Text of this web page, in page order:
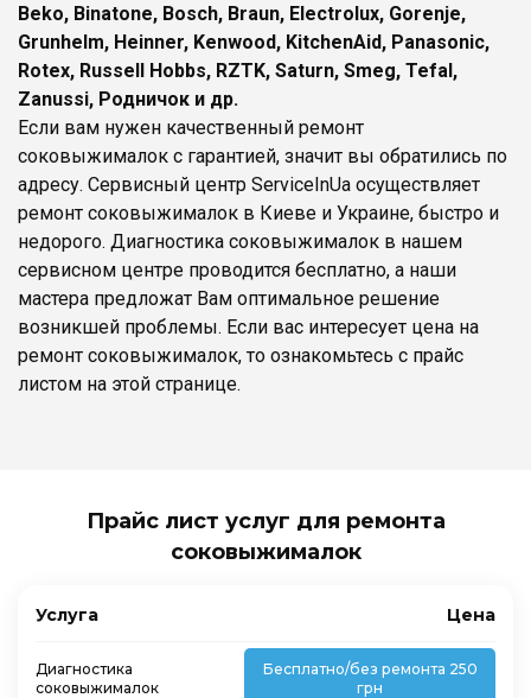
Beko, Binatone, Bosch, Braun, Electrolux, Gorenje,
Grunhelm, Heinner, Kenwood, KitchenAid, Panasonic,
Rotex, Russell Hobbs, RZTK, Saturn, Smeg, Tefal,
Zanussi, Родничок и др.
Если вам нужен качественный ремонт
соковыжималок с гарантией, значит вы обратились по
адресу. Сервисный центр ServiceInUa осуществляет
ремонт соковыжималок в Киеве и Украине, быстро и
недорого. Диагностика соковыжималок в нашем
сервисном центре проводится бесплатно, а наши
мастера предложат Вам оптимальное решение
возникшей проблемы. Если вас интересует цена на
ремонт соковыжималок, то ознакомьтесь с прайс
листом на этой странице.
Прайс лист услуг для ремонта
соковыжималок
Услуга Цена
Диагностика
соковыжималок
Бесплатно/без ремонта 250
грн